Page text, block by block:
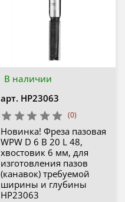
В наличии
арт. HP23063
(0)
Новинка! Фреза пазовая
WPW D 6 B 20 L 48,
хвостовик 6 мм, для
изготовления пазов
(канавок) требуемой
ширины и глубины
HP23063